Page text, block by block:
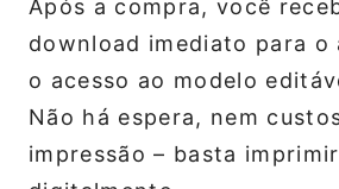
Após a compra, você
download imediato para o
o acesso ao modelo
Não há espera, nem
impressão – basta